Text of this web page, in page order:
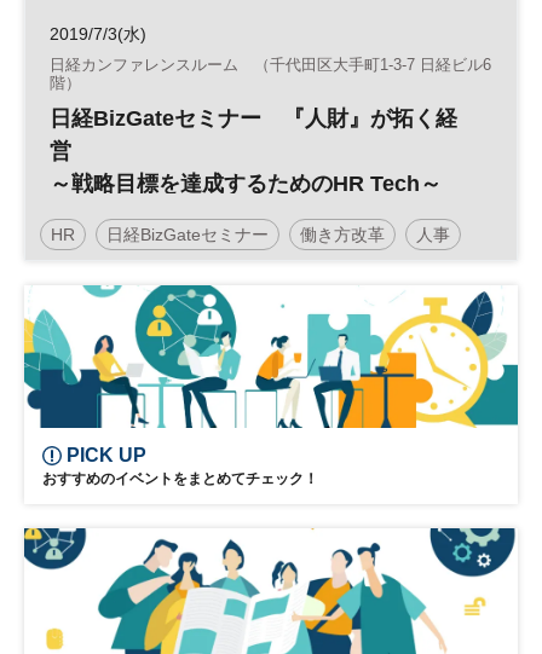
2019/7/3(水)
日経カンファレンスルーム （千代田区大手町1-3-7 日経ビル6
階）
日経BizGateセミナー 『人財』が拓く経
営
～戦略目標を達成するためのHR Tech～
HR 日経BizGateセミナー 働き方改革 人事
経営者 総務 HRTech
PICK UP
おすすめのイベントをまとめてチェック！